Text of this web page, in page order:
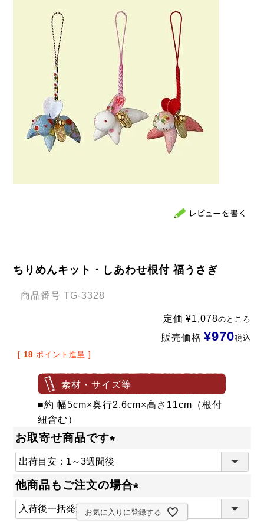
ちりめんキット・しあわせ根付 福うさぎ
商品番号 TG-3328
定価 ¥1,078のところ
販売価格 ¥970税込
[ 18 ポイント進呈 ]
素材・サイズ等
■約 幅5cm×奥行2.6cm×高さ11cm（根付
紐含む）
お取寄せ商品です
(
必
)
他商品もご注文の場合
(
お気に入りに登録する